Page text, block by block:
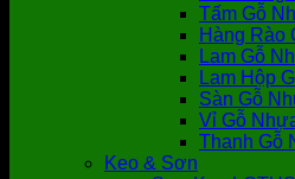
Tấm Gỗ
Hàng Rào
Lam Gỗ
Lam Hộp
Sàn Gỗ
Vỉ Gỗ
Thanh Gỗ
Keo & Sơn